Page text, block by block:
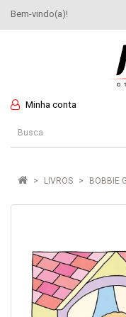
Bem-vindo(a)!
Minha conta
LIVROS BOBBIE